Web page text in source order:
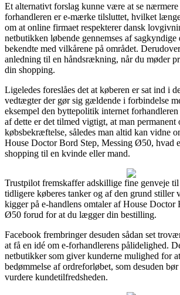
Et alternativt forslag kunne være at se
forhandleren er e-mærke tilsluttet, hvilket
om at online firmaet respekterer dansk
netbutikken løbende gennemses af sagkyndige
bekendte med vilkårene på området.
anledning til en håndsrækning, når du møder
din shopping.
Ligeledes foreslåes det at køberen er sat ind i
vedtægter der gør sig gældende i forbindelse
eksempel den byttepolitik internet forhandleren
af dette er det tilmed vigtigt, at man permanent
købsbekræftelse, således man altid kan vidne
House Doctor Bord Step, Messing Ø50, hvad
shopping til en kvinde eller mand.
Trustpilot fremskaffer adskillige fine genveje til
tidligere køberes tanker og af den grund stiller
kigger på e-handlens omtaler af House Doctor
Ø50 forud for at du lægger din bestilling.
Facebook frembringer desuden sådan set
at få en idé om e-forhandlerens pålidelighed.
netbutikker som giver kunderne mulighed for
bedømmelse af ordreforløbet, som desuden
vurdere kundetilfredsheden.